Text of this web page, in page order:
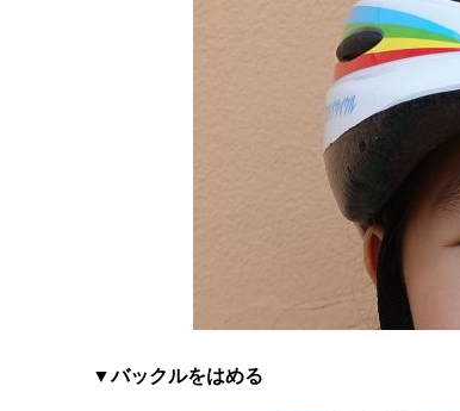
▼バックルをはめる